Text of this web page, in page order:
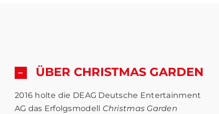
ÜBER CHRISTMAS GARDEN
2016 holte die DEAG Deutsche Entertainment
AG das Erfolgsmodell Christmas Garden